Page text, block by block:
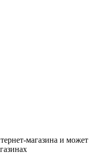
магазина и может